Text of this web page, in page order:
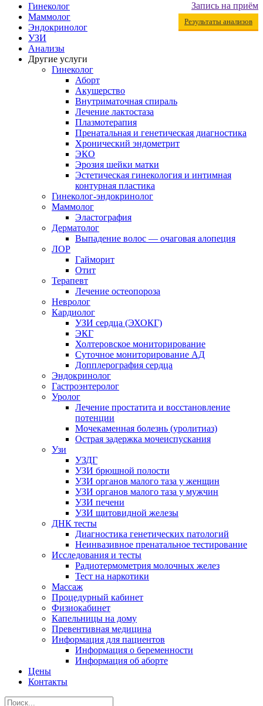
Запись на приём
Результаты анализов
Гинеколог
Маммолог
Эндокринолог
УЗИ
Анализы
Другие услуги
Гинеколог
Аборт
Акушерство
Внутриматочная спираль
Лечение лактостаза
Плазмотерапия
Пренатальная и генетическая диагностика
Хронический эндометрит
ЭКО
Эрозия шейки матки
Эстетическая гинекология и интимная
контурная пластика
Гинеколог-эндокринолог
Маммолог
Эластография
Дерматолог
Выпадение волос — очаговая алопеция
ЛОР
Гайморит
Отит
Терапевт
Лечение остеопороза
Невролог
Кардиолог
УЗИ сердца (ЭХОКГ)
ЭКГ
Холтеровское мониторирование
Суточное мониторирование АД
Допплерография сердца
Эндокринолог
Гастроэнтеролог
Уролог
Лечение простатита и восстановление
потенции
Мочекаменная болезнь (уролитиаз)
Острая задержка мочеиспускания
Узи
УЗДГ
УЗИ брюшной полости
УЗИ органов малого таза у женщин
УЗИ органов малого таза у мужчин
УЗИ печени
УЗИ щитовидной железы
ДНК тесты
Диагностика генетических патологий
Неинвазивное пренатальное тестирование
Исследования и тесты
Радиотермометрия молочных желез
Тест на наркотики
Массаж
Процедурный кабинет
Физиокабинет
Капельницы на дому
Превентивная медицина
Информация для пациентов
Информация о беременности
Информация об аборте
Цены
Контакты